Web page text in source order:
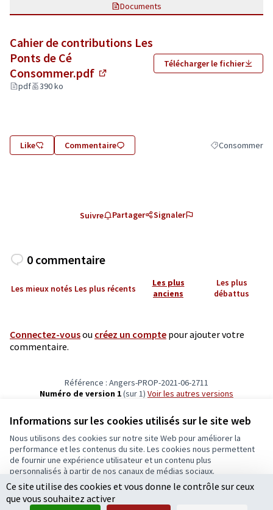
Informations sur les cookies utilisés sur le site web
Nous utilisons des cookies sur notre site Web pour améliorer la
performance et les contenus du site. Les cookies nous permettent
de fournir une expérience utilisateur et un contenu plus
personnalisés à partir de nos canaux de médias sociaux.
Tout accepter
Accepter seulement les cookies essentiels
Documents
Cahier de contributions Les
Ponts de Cé
Consommer.pdf
pdf 390 ko
Télécharger le fichier
Like Commentaire Filtrer les
Consommer
Suivre Partager Signaler
0 commentaire
Les mieux notés Les plus récents
Les plus
anciens
Les plus
débattus
Connectez-vousou créez un compte pour ajouter votre
commentaire.
Référence : Angers-PROP-2021-06-2711
Numéro de version 1(sur 1)
voir les autres versions
Conditions d'utilisation
Paramètres des cookies
Ecrivons Angers sur X
(Lien externe)
Ecrivons Angers sur Facebook
(Lien externe)
Ce site utilise des cookies et vous donne le contrôle sur ceux
que vous souhaitez activer